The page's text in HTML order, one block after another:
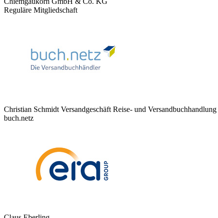
Reguläre Mitgliedschaft
Christian Schmidt Versandgeschäft Reise- und
buch.netz